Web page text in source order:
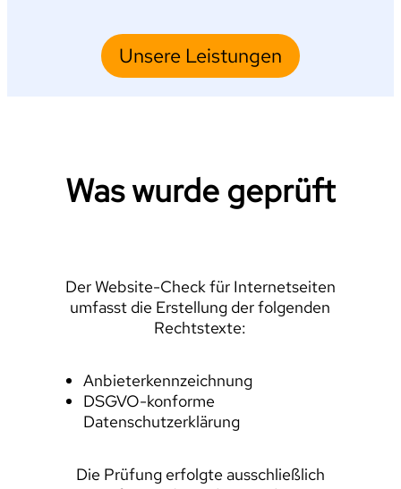
Unsere Leistungen
Was wurde geprüft
Der Website-Check für Internetseiten
umfasst die Erstellung der folgenden
Rechtstexte:
Anbieterkennzeichnung
DSGVO-konforme
Datenschutzerklärung
Die Prüfung erfolgte ausschließlich